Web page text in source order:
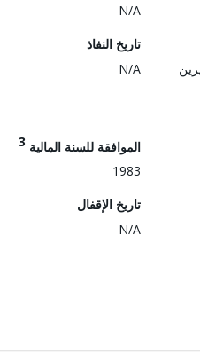
N/A
تاريخ النفاذ
N/A
الموافقة للسنة المالية 3
1983
تاريخ الإقفال
N/A